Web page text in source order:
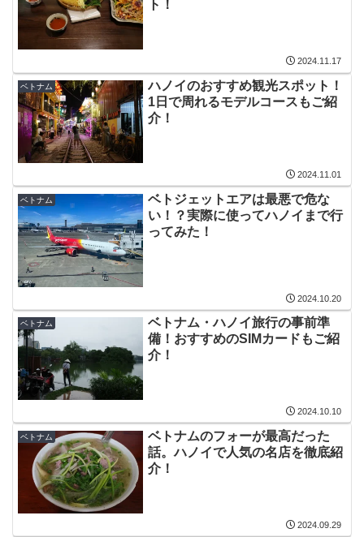
ト！
2024.11.17
ベトナム
ハノイのおすすめ観光スポット！
1日で周れるモデルコースもご紹
介！
2024.11.01
ベトナム
ベトジェットエアは最悪で危な
い！？実際に使ってハノイまで行
ってみた！
2024.10.20
ベトナム
ベトナム・ハノイ旅行の事前準
備！おすすめのSIMカードもご紹
介！
2024.10.10
ベトナム
ベトナムのフォーが最高だった
話。ハノイで人気の名店を徹底紹
介！
2024.09.29